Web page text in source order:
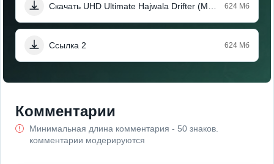
624 Мб
Ссылка 2 624 Мб
Комментарии
Минимальная длина комментария - 50 знаков.
комментарии модерируются